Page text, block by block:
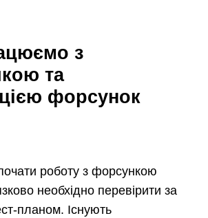
з
та
форсунок
роботу з форсункою
необхідно перевірити за
планом. Існують